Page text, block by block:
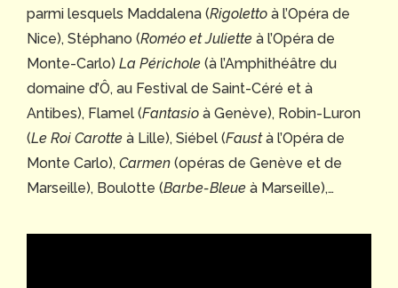
parmi lesquels Maddalena (Rigoletto à l’Opéra de
Nice), Stéphano (Roméo et Juliette à l’Opéra de
Monte-Carlo) La Périchole (à l’Amphithéâtre du
domaine d’Ô, au Festival de Saint-Céré et à
Antibes), Flamel (Fantasio à Genève), Robin-Luron
(Le Roi Carotte à Lille), Siébel (Faustà l’Opéra de
Monte Carlo), Carmen (opéras de Genève et de
Marseille), Boulotte (Barbe-Bleue à Marseille),…